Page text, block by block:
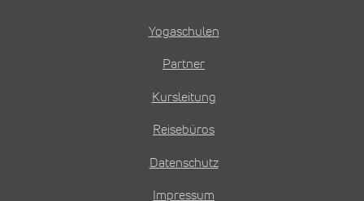
Yogaschulen
Partner
Kursleitung
Reisebüros
Datenschutz
Impressum